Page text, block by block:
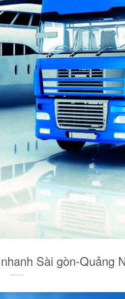
Sài gòn-Quảng